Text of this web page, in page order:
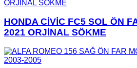
HONDA CİVİC FC5 SOL ÖN
2021 ORJİNAL SÖKME